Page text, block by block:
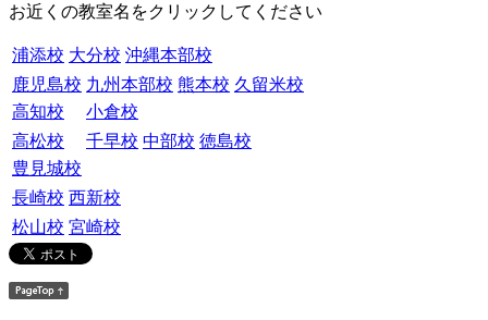
お近くの教室名をクリックしてください
浦添校 大分校 沖縄本部校
鹿児島校 九州本部校 熊本校 久留米校
高知校
小倉校
高松校
千早校 中部校 徳島校
豊見城校
長崎校 西新校
松山校 宮崎校